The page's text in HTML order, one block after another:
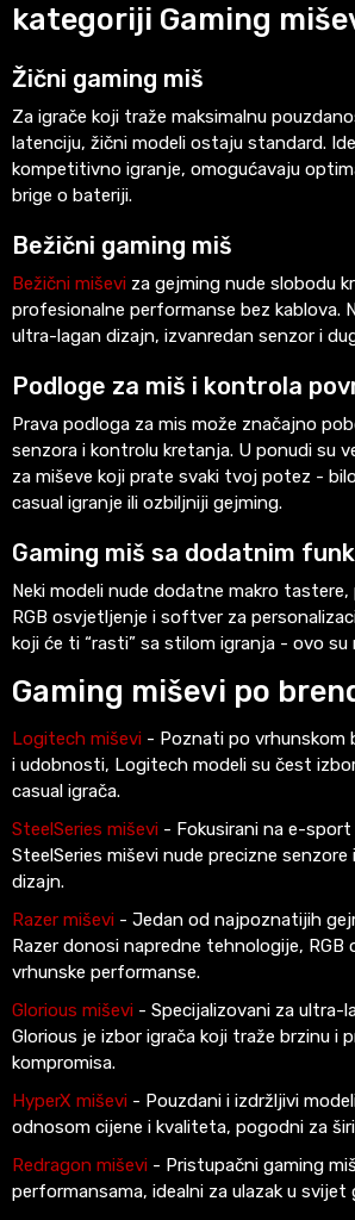
kategoriji Gaming
Žični gaming miš
Za igrače koji traže maksimalnu
latenciju, žični modeli ostaju standard.
kompetitivno igranje, omogućavaju
brige o bateriji.
Bežični gaming miš
Bežični miševi za gejming nude slobodu
profesionalne performanse bez kablova.
ultra-lagan dizajn, izvanredan senzor i
Podloge za miš i kontrola
Prava podloga za mis može značajno
senzora i kontrolu kretanja. U ponudi su
za miševe koji prate svaki tvoj potez -
casual igranje ili ozbiljniji gejming.
Gaming miš sa dodatnim
Neki modeli nude dodatne makro
RGB osvjetljenje i softver za
koji će ti “rasti” sa stilom igranja - ovo su
Gaming miševi po
Logitech miševi - Poznati po vrhunskom
i udobnosti, Logitech modeli su čest
casual igrača.
SteelSeries miševi - Fokusirani na e-
SteelSeries miševi nude precizne senzore
dizajn.
Razer miševi - Jedan od najpoznatijih
Razer donosi napredne tehnologije, RGB
vrhunske performanse.
Glorious miševi - Specijalizovani za ultra-
Glorious je izbor igrača koji traže brzinu i
kompromisa.
HyperX miševi - Pouzdani i izdržljivi
odnosom cijene i kvaliteta, pogodni za
Redragon miševi - Pristupačni gaming
performansama, idealni za ulazak u svijet